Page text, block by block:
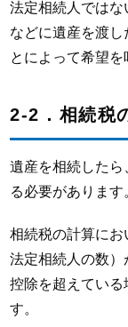
法定相続人では
などに遺産を渡
とによって希望を
2-2．相続税
遺産を相続した
る必要があります
相続税の計算に
法定相続人の数
控除を超えている
す。